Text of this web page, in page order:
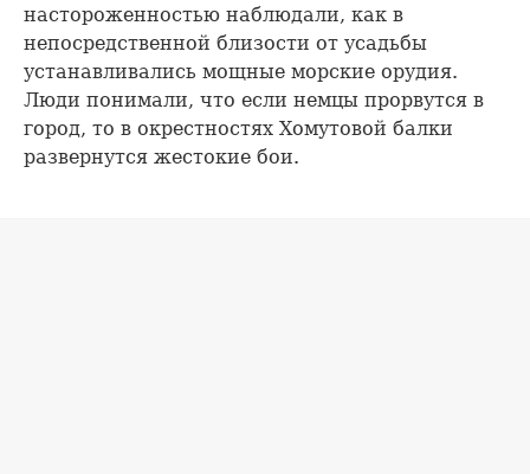
настороженностью наблюдали, как в
непосредственной близости от усадьбы
устанавливались мощные морские орудия.
Люди понимали, что если немцы прорвутся в
город, то в окрестностях Хомутовой балки
развернутся жестокие бои.